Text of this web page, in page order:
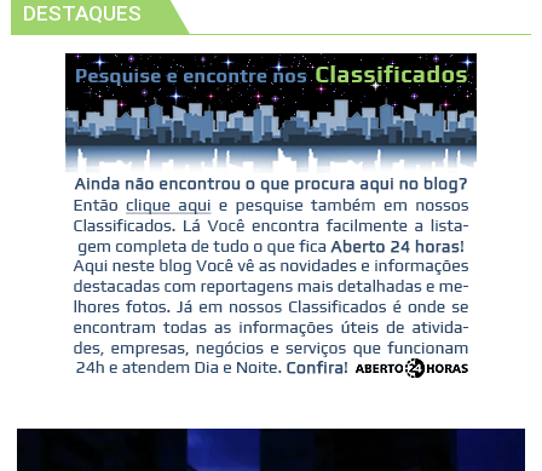
DESTAQUES